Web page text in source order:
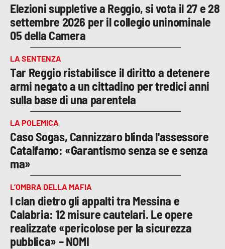
Elezioni suppletive a Reggio, si vota il 27 e 28
settembre 2026 per il collegio uninominale
05 della Camera
LA SENTENZA
Tar Reggio ristabilisce il diritto a detenere
armi negato a un cittadino per tredici anni
sulla base di una parentela
LA POLEMICA
Caso Sogas, Cannizzaro blinda l'assessore
Catalfamo: «Garantismo senza se e senza
ma»
L’OMBRA DELLA MAFIA
I clan dietro gli appalti tra Messina e
Calabria: 12 misure cautelari. Le opere
realizzate «pericolose per la sicurezza
pubblica» – NOMI